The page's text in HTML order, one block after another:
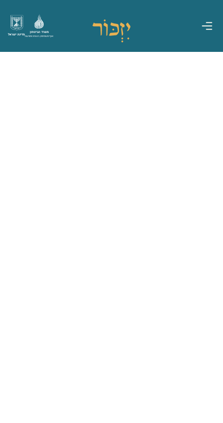
מדינת ישראל
משרד הביטחון
אגף משפחות, הנצחה ומורשת